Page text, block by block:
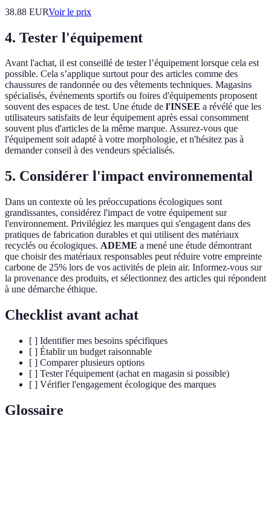
38.88 EURVoir le prix
4. Tester l'équipement
Avant l'achat, il est conseillé de tester l’équipement lorsque cela est
possible. Cela s’applique surtout pour des articles comme des
chaussures de randonnée ou des vêtements techniques. Magasins
spécialisés, événements sportifs ou foires d'équipements proposent
souvent des espaces de test. Une étude de l'INSEE a révélé que les
utilisateurs satisfaits de leur équipement après essai consomment
souvent plus d'articles de la même marque. Assurez-vous que
l'équipement soit adapté à votre morphologie, et n'hésitez pas à
demander conseil à des vendeurs spécialisés.
5. Considérer l'impact environnemental
Dans un contexte où les préoccupations écologiques sont
grandissantes, considérez l'impact de votre équipement sur
l'environnement. Privilégiez les marques qui s'engagent dans des
pratiques de fabrication durables et qui utilisent des matériaux
recyclés ou écologiques. ADEME a mené une étude démontrant
que choisir des matériaux responsables peut réduire votre empreinte
carbone de 25% lors de vos activités de plein air. Informez-vous sur
la provenance des produits, et sélectionnez des articles qui répondent
à une démarche éthique.
Checklist avant achat
[ ] Identifier mes besoins spécifiques
[ ] Établir un budget raisonnable
[ ] Comparer plusieurs options
[ ] Tester l'équipement (achat en magasin si possible)
[ ] Vérifier l'engagement écologique des marques
Glossaire